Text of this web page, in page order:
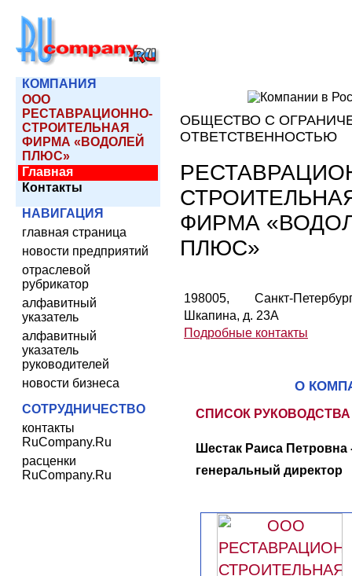
КОМПАНИЯ
ООО
РЕСТАВРАЦИОННО-
СТРОИТЕЛЬНАЯ
ФИРМА «ВОДОЛЕЙ
ПЛЮС»
Главная
Контакты
НАВИГАЦИЯ
главная страница
новости предприятий
отраслевой
рубрикатор
алфавитный
указатель
алфавитный
указатель
руководителей
новости бизнеса
СОТРУДНИЧЕСТВО
контакты
RuCompany.Ru
расценки
RuCompany.Ru
ОБЩЕСТВО С
ОТВЕТСТВЕННОСТЬЮ
ФИРМА
ПЛЮС»
198005, Санкт-
Шкапина, д. 23А
Подробные контакты
О
СПИСОК РУКОВОДСТВА
Шестак Раиса Петровна
генеральный директор